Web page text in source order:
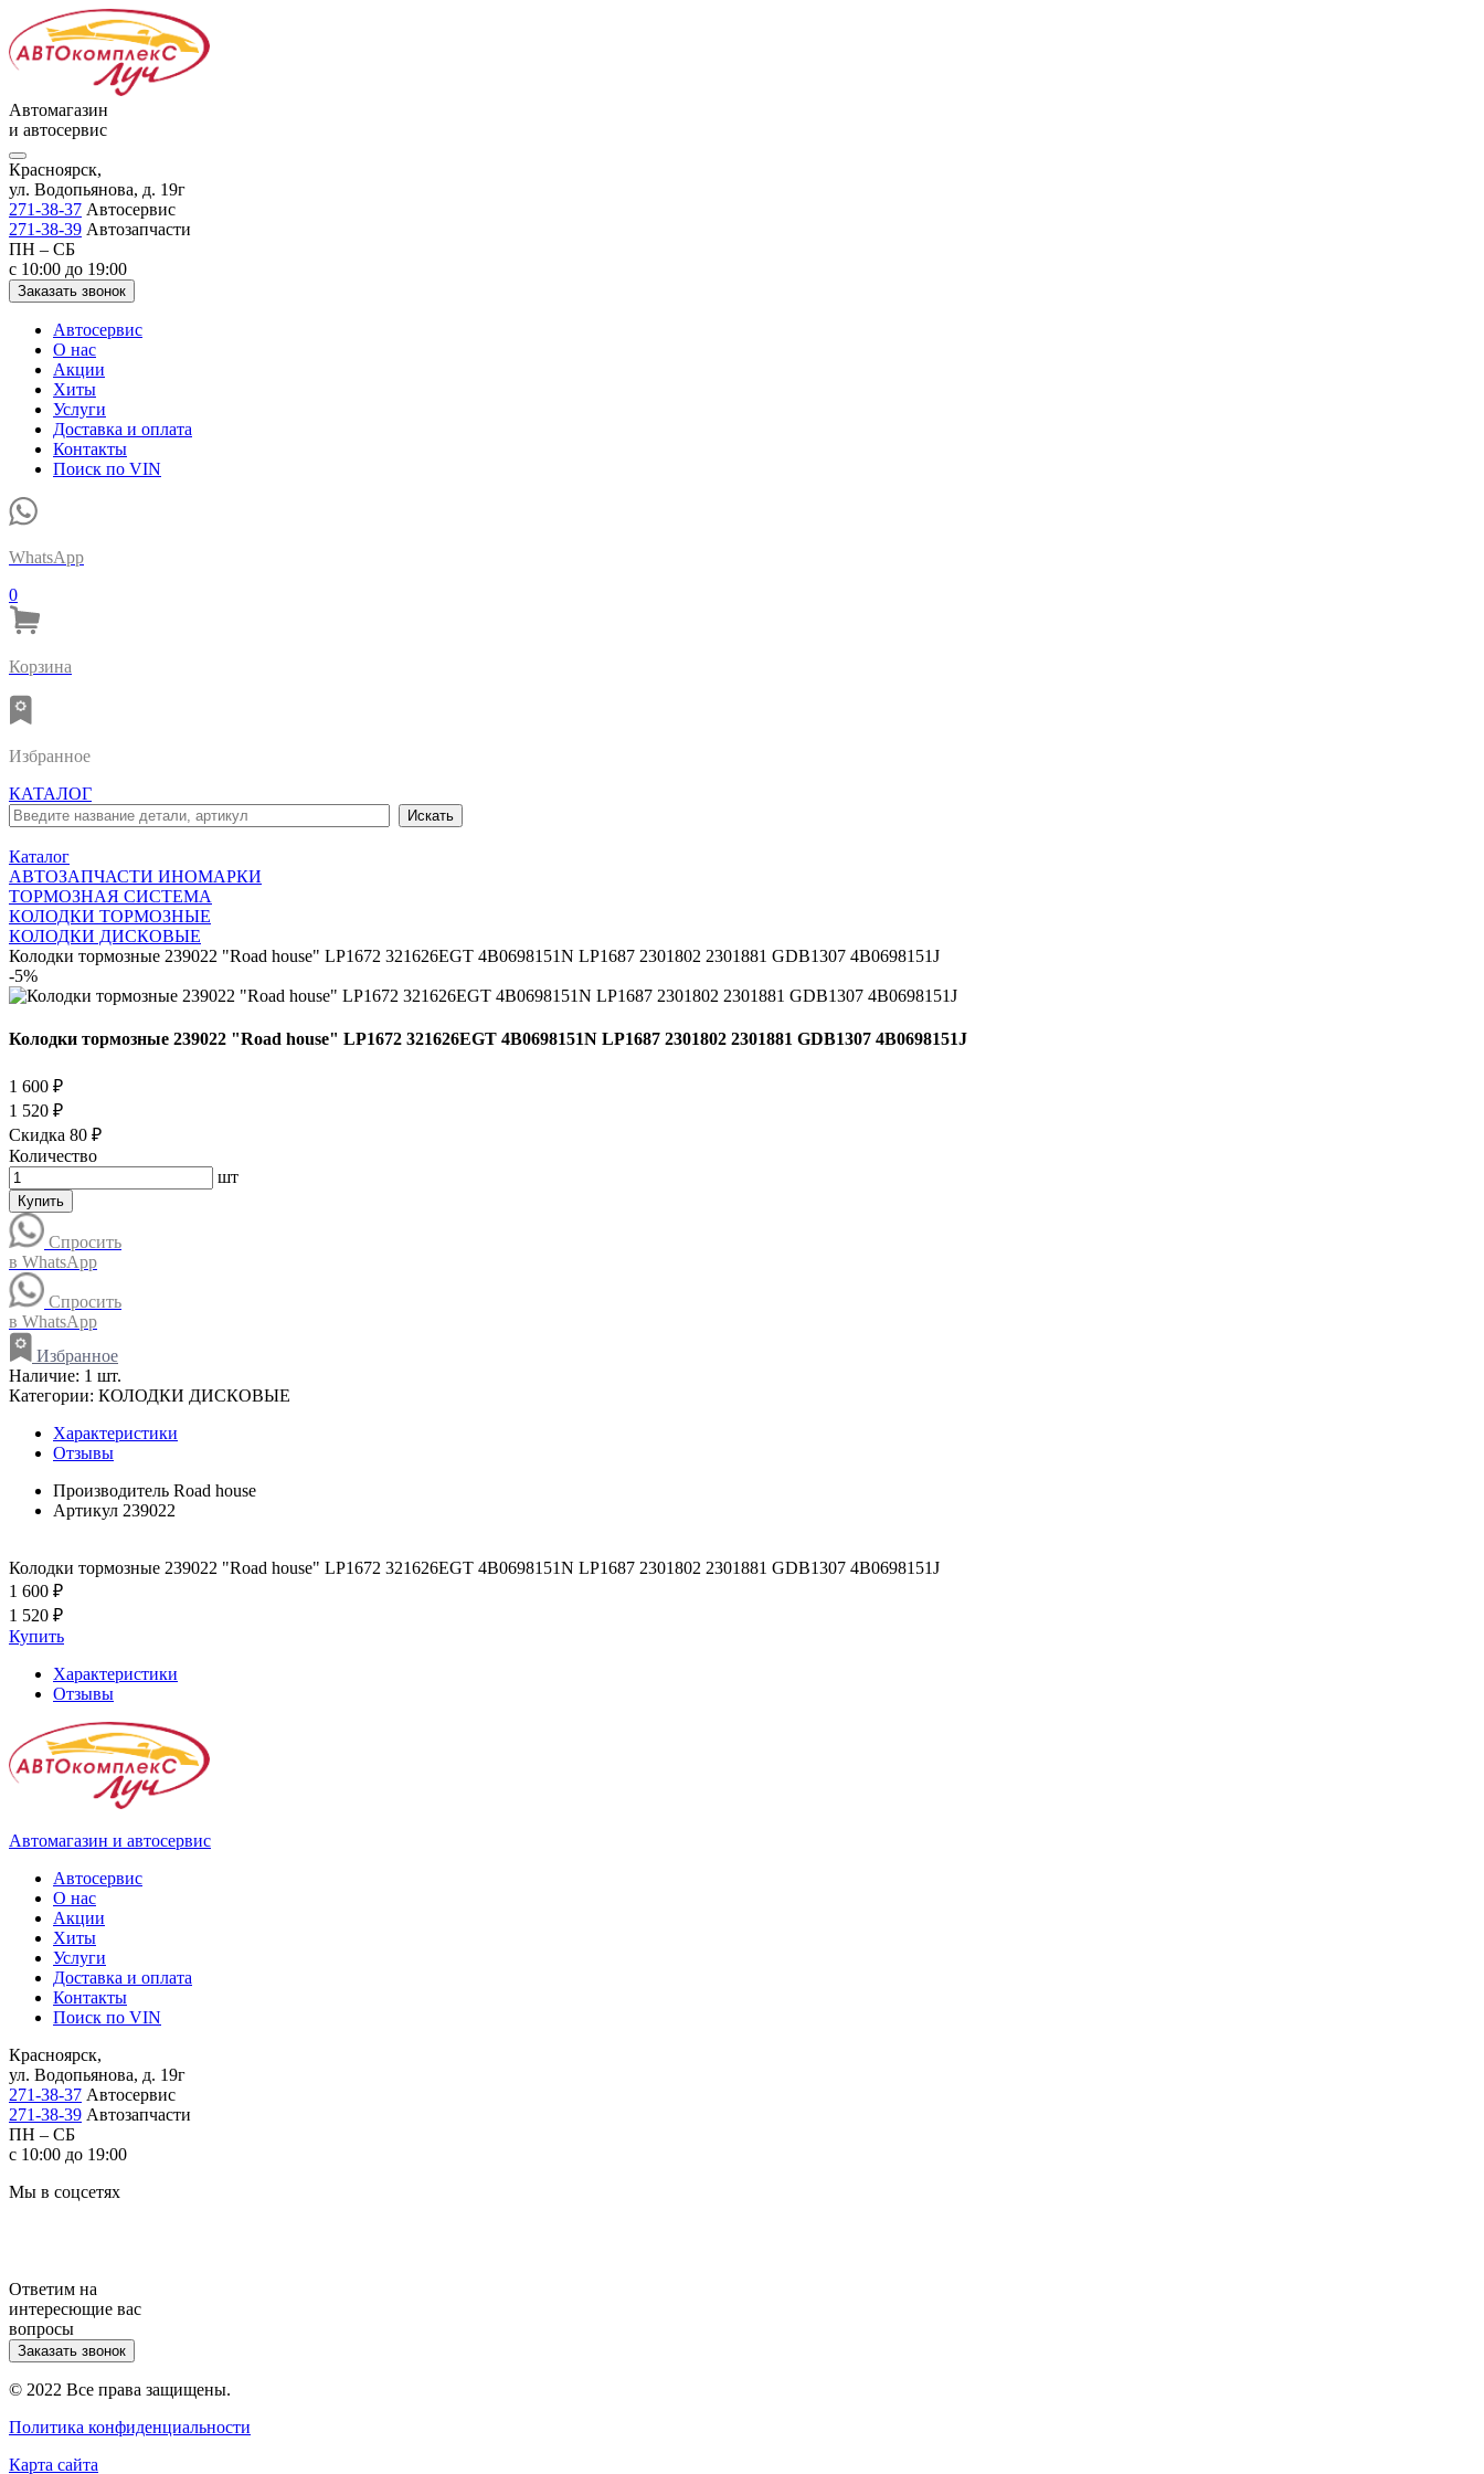
Автомагазин
и автосервис
Красноярск,
ул. Водопьянова, д. 19г
271-38-37 Автосервис
271-38-39 Автозапчасти
ПН – СБ
с 10:00 до 19:00
Заказать звонок
Автосервис
О нас
Акции
Хиты
Услуги
Доставка и оплата
Контакты
Поиск по VIN
WhatsApp
0
Корзина
Избранное
КАТАЛОГ
Каталог
АВТОЗАПЧАСТИ ИНОМАРКИ
ТОРМОЗНАЯ СИСТЕМА
КОЛОДКИ ТОРМОЗНЫЕ
КОЛОДКИ ДИСКОВЫЕ
Колодки тормозные 239022 "Road house" LP1672 321626EGT 4B0698151N LP1687 2301802 2301881 GDB1307 4B0698151J
-5%
Колодки тормозные 239022 "Road house" LP1672 321626EGT 4B0698151N LP1687 2301802 2301881 GDB1307 4B0698151J
1 600 ₽
1 520 ₽
Скидка 80 ₽
Количество
шт
Купить
Спросить
в WhatsApp
Спросить
в WhatsApp
Избранное
Наличие: 1 шт.
Категории: КОЛОДКИ ДИСКОВЫЕ
Характеристики
Отзывы
Производитель Road house
Артикул 239022
Колодки тормозные 239022 "Road house" LP1672 321626EGT 4B0698151N LP1687 2301802 2301881 GDB1307 4B0698151J
1 600 ₽
1 520 ₽
Купить
Характеристики
Отзывы
Автомагазин и автосервис
Автосервис
О нас
Акции
Хиты
Услуги
Доставка и оплата
Контакты
Поиск по VIN
Красноярск,
ул. Водопьянова, д. 19г
271-38-37 Автосервис
271-38-39 Автозапчасти
ПН – СБ
с 10:00 до 19:00
Мы в соцсетях
Ответим на
интересющие вас
вопросы
Заказать звонок
© 2022 Все права защищены.
Политика конфиденциальности
Карта сайта